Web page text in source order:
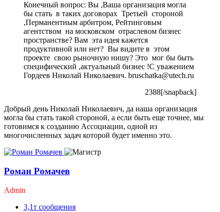
Конечный вопрос: Вы ,Ваша организация могла
бы стать в таких договорах Третьей стороной
,Перманентным арбитром, Рейтинговым
агентством на московском отраслевом бизнес
пространстве? Вам эта идея кажется
продуктивной или нет? Вы видите в этом
проекте свою рыночную нишу? Это мог бы быть
специфический ,актуальный бизнес !С уважением
Гордеев Николай Николаевич. bruschatka@utech.ru
2388[/snapback]
Добрый день Николай Николаевич, да наша организация
могла бы стать такой стороной, а если быть еще точнее, мы
готовимся к созданию Ассоциации, одной из
многочисленных задач которой будет именно это.
Роман Ромачев
Admin
3,1т сообщения